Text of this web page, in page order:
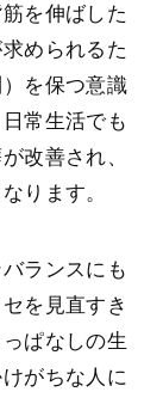
を伸ばした
められるた
を保つ意識
常生活でも
改善され、
ります。
ランスにも
を見直すき
ぱなしの生
がちな人に